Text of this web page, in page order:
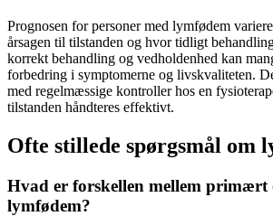
Prognosen for personer med lymfødem
årsagen til tilstanden og hvor tidligt
korrekt behandling og vedholdenhed kan
forbedring i symptomerne og livskvaliteten.
med regelmæssige kontroller hos en
tilstanden håndteres effektivt.
Ofte stillede spørgsmål om
Hvad er forskellen mellem
lymfødem?